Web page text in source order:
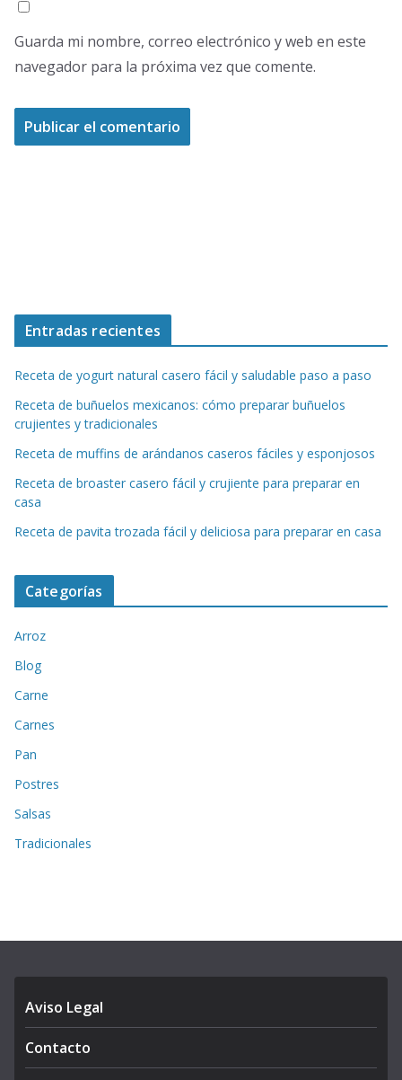
Guarda mi nombre, correo electrónico y web en este
navegador para la próxima vez que comente.
Entradas recientes
Receta de yogurt natural casero fácil y saludable paso a paso
Receta de buñuelos mexicanos: cómo preparar buñuelos
crujientes y tradicionales
Receta de muffins de arándanos caseros fáciles y esponjosos
Receta de broaster casero fácil y crujiente para preparar en
casa
Receta de pavita trozada fácil y deliciosa para preparar en casa
Categorías
Arroz
Blog
Carne
Carnes
Pan
Postres
Salsas
Tradicionales
Aviso Legal
Contacto